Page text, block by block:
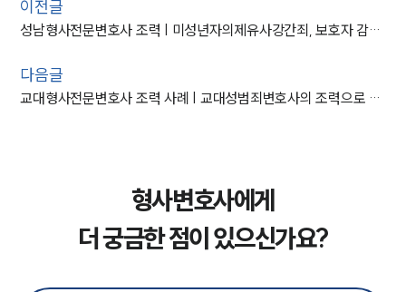
이전글
성남형사전문변호사 조력 | 미성년자의제유사강간죄, 보호자 감호위탁 방어
다음글
교대형사전문변호사 조력 사례 | 교대성범죄변호사의 조력으로 친족관계 성추행, 불법촬영 집행유예
형사변호사에게
더 궁금한 점이 있으신가요?